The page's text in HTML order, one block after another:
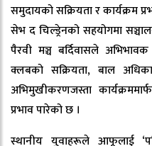
समुदायको सक्रियता र कार्यक्रम
सेभ द चिल्ड्रेनको सहयोगमा
पैरवी मञ्च बर्दिवासले
क्लबको सक्रियता, बाल
अभिमुखीकरणजस्ता
प्रभाव पारेको छ ।
स्थानीय युवाहरूले आफूलाई